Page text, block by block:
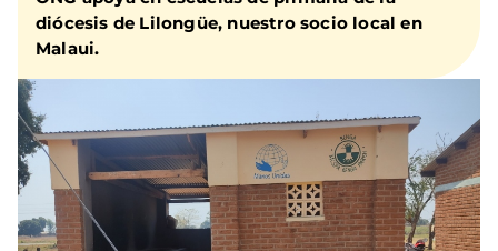
diócesis de Lilongüe, nuestro socio local en
Malaui.